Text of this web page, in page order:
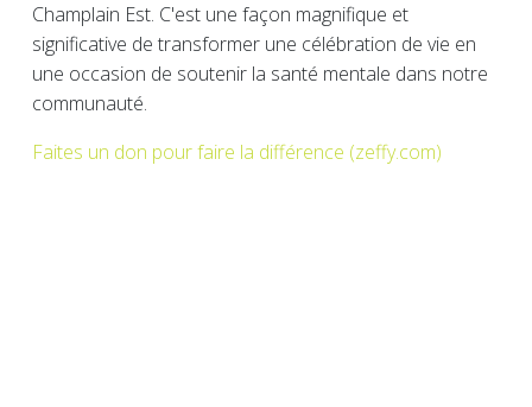
Champlain Est. C'est une façon magnifique et
significative de transformer une célébration de vie en
une occasion de soutenir la santé mentale dans notre
communauté.
Faites un don pour faire la différence (zeffy.com)